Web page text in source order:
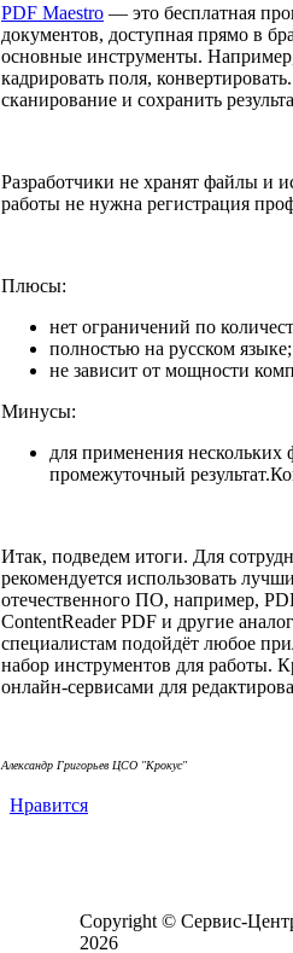
PDF Maestro — это бесплатная
документов, доступная прямо в
основные инструменты.
кадрировать поля,
сканирование и сохранить
Разработчики не хранят файлы и
работы не нужна регистрация
Плюсы:
нет ограничений по
полностью на русском языке;
не зависит от мощности
Минусы:
для применения
промежуточный
Итак, подведем итоги. Для
рекомендуется использовать
отечественного ПО, например,
ContentReader PDF и другие
специалистам подойдёт любое
набор инструментов для работы.
онлайн-сервисами для
Александр Григорьев ЦСО "Крокус"
Нравится
Copyright © Сервис-
2026